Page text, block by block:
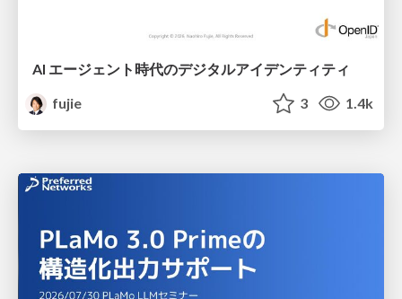
AI エージェント時代のデジタルアイデンティティ
fujie
3 1.4k